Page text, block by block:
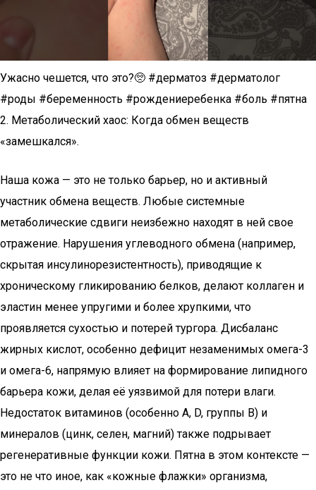
Ужасно чешется, что это?🥺 #дерматоз #дерматолог
#роды #беременность #рождениеребенка #боль #пятна
2. Метаболический хаос: Когда обмен веществ
«замешкался».
Наша кожа — это не только барьер, но и активный
участник обмена веществ. Любые системные
метаболические сдвиги неизбежно находят в ней свое
отражение. Нарушения углеводного обмена (например,
скрытая инсулинорезистентность), приводящие к
хроническому гликированию белков, делают коллаген и
эластин менее упругими и более хрупкими, что
проявляется сухостью и потерей тургора. Дисбаланс
жирных кислот, особенно дефицит незаменимых омега-3
и омега-6, напрямую влияет на формирование липидного
барьера кожи, делая её уязвимой для потери влаги.
Недостаток витаминов (особенно A, D, группы B) и
минералов (цинк, селен, магний) также подрывает
регенеративные функции кожи. Пятна в этом контексте —
это не что иное, как «кожные флажки» организма,